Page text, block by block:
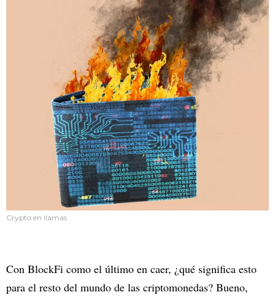
Crypto en llamas
Con BlockFi como el último en caer, ¿qué significa esto
para el resto del mundo de las criptomonedas? Bueno,